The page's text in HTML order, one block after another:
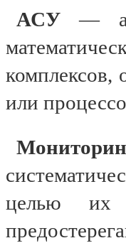
АСУ
—
комплексов,
или
целью их